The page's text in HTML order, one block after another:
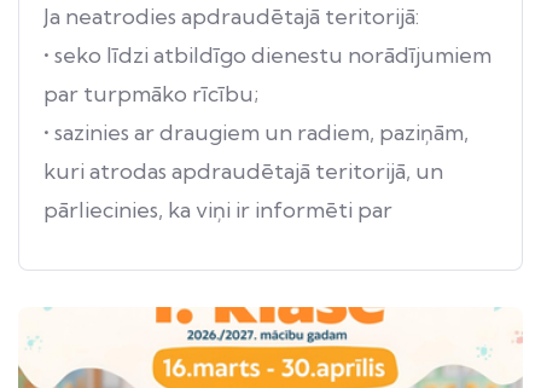
Ja neatrodies apdraudētajā teritorijā:
• seko līdzi atbildīgo dienestu norādījumiem
par turpmāko rīcību;
• sazinies ar draugiem un radiem, paziņām,
kuri atrodas apdraudētajā teritorijā, un
pārliecinies, ka viņi ir informēti par